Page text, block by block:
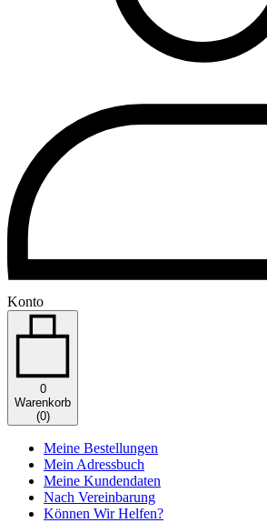
Konto
0
Warenkorb
(0)
Meine Bestellungen
Mein Adressbuch
Meine Kundendaten
Nach Vereinbarung
Können Wir Helfen?